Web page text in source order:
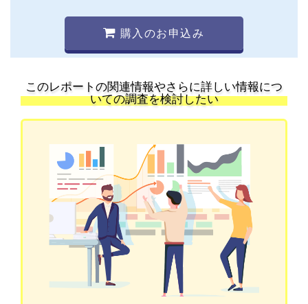
購入のお申込み
このレポートの関連情報やさらに詳しい情報につ
いての調査を検討したい